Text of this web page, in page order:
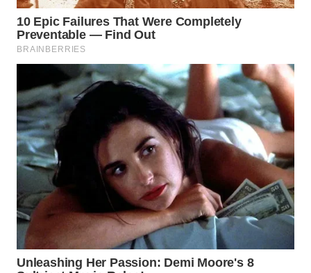
WN
KARO
WN
SIMALUNGUN
WN
LABUHANBATU
WN
TAPANULI
TENGAH
WN DELI
SERDANG